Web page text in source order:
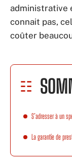
administrative
connait pas,
coûter
S’adresser à un
La garantie de